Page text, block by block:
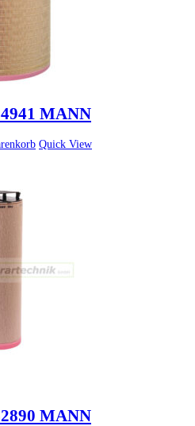
MANN
Quick View
MANN